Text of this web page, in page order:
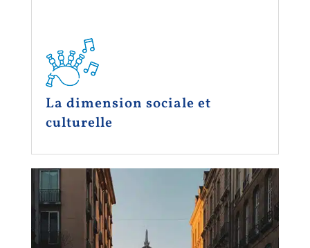
La dimension sociale et
culturelle